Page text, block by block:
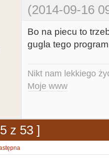
(2014-09-16
Bo na piecu to
gugla tego
Nikt nam lekkiego
Moje www
z 53 ]